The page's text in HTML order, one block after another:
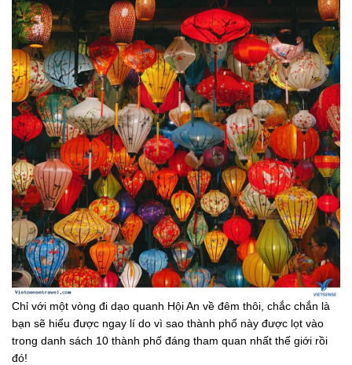
Chỉ với một vòng đi dạo quanh Hội An về đêm thôi, chắc chắn là
bạn sẽ hiểu được ngay lí do vì sao thành phố này được lọt vào
trong danh sách 10 thành phố đáng tham quan nhất thế giới rồi
đó!